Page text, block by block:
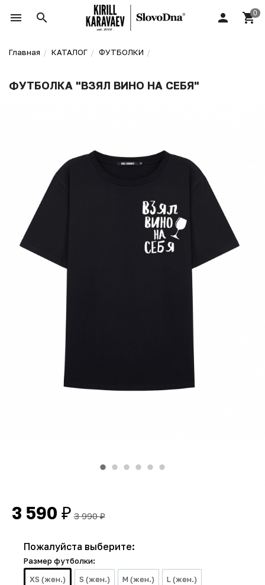
Главная КАТАЛОГ ФУТБОЛКИ
ФУТБОЛКА "ВЗЯЛ ВИНО НА СЕБЯ"
3 590 ₽ 3 990₽
Пожалуйста выберите:
Размер футболки:
XS (жен.)
S (жен.) M (жен.) L (жен.)